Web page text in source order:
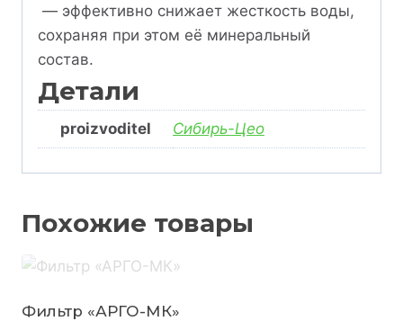
— эффективно снижает жесткость воды,
сохраняя при этом её минеральный
состав.
Детали
proizvoditel Сибирь-Цео
Похожие товары
Фильтр «АРГО-МК»